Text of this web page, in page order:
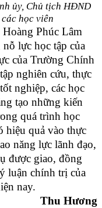
ủy, Chủ tịch HĐND
học viên
Phúc Lâm
lực học tập của
của Trường Chính
nghiên cứu, thực
nghiệp, các học
tạo những kiến
quá trình học
hiệu quả vào thực
năng lực lãnh đạo,
được giao, đồng
luận chính trị của
nay.
Thu Hương